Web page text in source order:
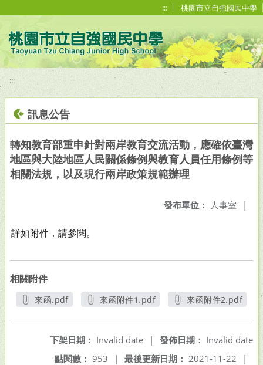
::: 桃園市立自強國民中學
:::
訊息公告
轉知教育部重申針對兩岸教育交流活動，應確依臺灣
地區與大陸地區人民關係條例與教育人員任用條例等
相關法規，以及現行兩岸政策規範辦理
發布單位： 人事室 |
詳如附件，請參閱。
相關附件
來函.pdf
來函附件1.pdf
來函附件2.pdf
發佈日期： Invalid date
下架日期： Invalid date
|
最後更新日期： 2021-11-22 |
點閱數： 953 |